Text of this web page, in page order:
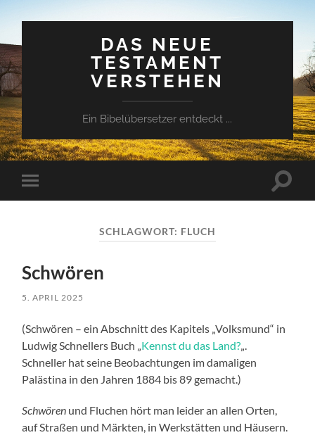
DAS NEUE
TESTAMENT
VERSTEHEN
Ein Bibelübersetzer entdeckt ...
Mobile-
Menü
SCHLAGWORT: FLUCH
Schwören
5. APRIL 2025
(Schwören – ein Abschnitt des Kapitels „Volksmund“ in
Ludwig Schnellers Buch „Kennst du das Land?„.
Schneller hat seine Beobachtungen im damaligen
Palästina in den Jahren 1884 bis 89 gemacht.)
Schwören und Fluchen hört man leider an allen Orten,
auf Straßen und Märkten, in Werkstätten und Häusern.